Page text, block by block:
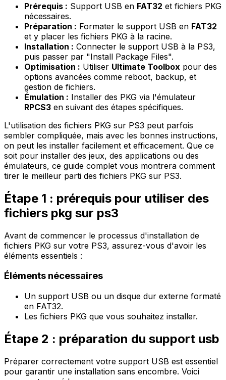
Prérequis : Support USB en FAT32 et fichiers PKG
nécessaires.
Préparation : Formater le support USB en FAT32
et y placer les fichiers PKG à la racine.
Installation : Connecter le support USB à la PS3,
puis passer par "Install Package Files".
Optimisation : Utiliser Ultimate Toolbox pour des
options avancées comme reboot, backup, et
gestion de fichiers.
Émulation : Installer des PKG via l'émulateur
RPCS3 en suivant des étapes spécifiques.
L'utilisation des fichiers PKG sur PS3 peut parfois
sembler compliquée, mais avec les bonnes instructions,
on peut les installer facilement et efficacement. Que ce
soit pour installer des jeux, des applications ou des
émulateurs, ce guide complet vous montrera comment
tirer le meilleur parti des fichiers PKG sur PS3.
Étape 1 : prérequis pour utiliser des
fichiers pkg sur ps3
Avant de commencer le processus d'installation de
fichiers PKG sur votre PS3, assurez-vous d'avoir les
éléments essentiels :
Éléments nécessaires
Un support USB ou un disque dur externe formaté
en FAT32.
Les fichiers PKG que vous souhaitez installer.
Étape 2 : préparation du support usb
Préparer correctement votre support USB est essentiel
pour garantir une installation sans encombre. Voici